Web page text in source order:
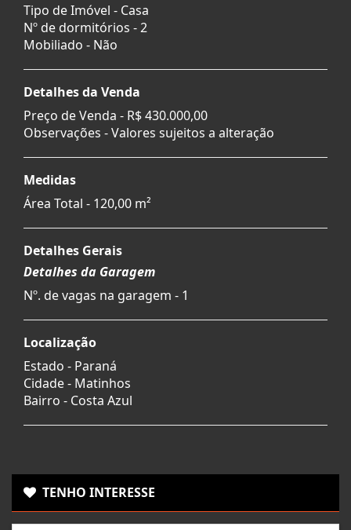
Tipo de Imóvel - Casa
Nº de dormitórios - 2
Mobiliado - Não
Detalhes da Venda
Preço de Venda - R$ 430.000,00
Observações - Valores sujeitos a alteração
Medidas
Área Total - 120,00 m²
Detalhes Gerais
Detalhes da Garagem
Nº. de vagas na garagem - 1
Localização
Estado - Paraná
Cidade - Matinhos
Bairro - Costa Azul
TENHO INTERESSE